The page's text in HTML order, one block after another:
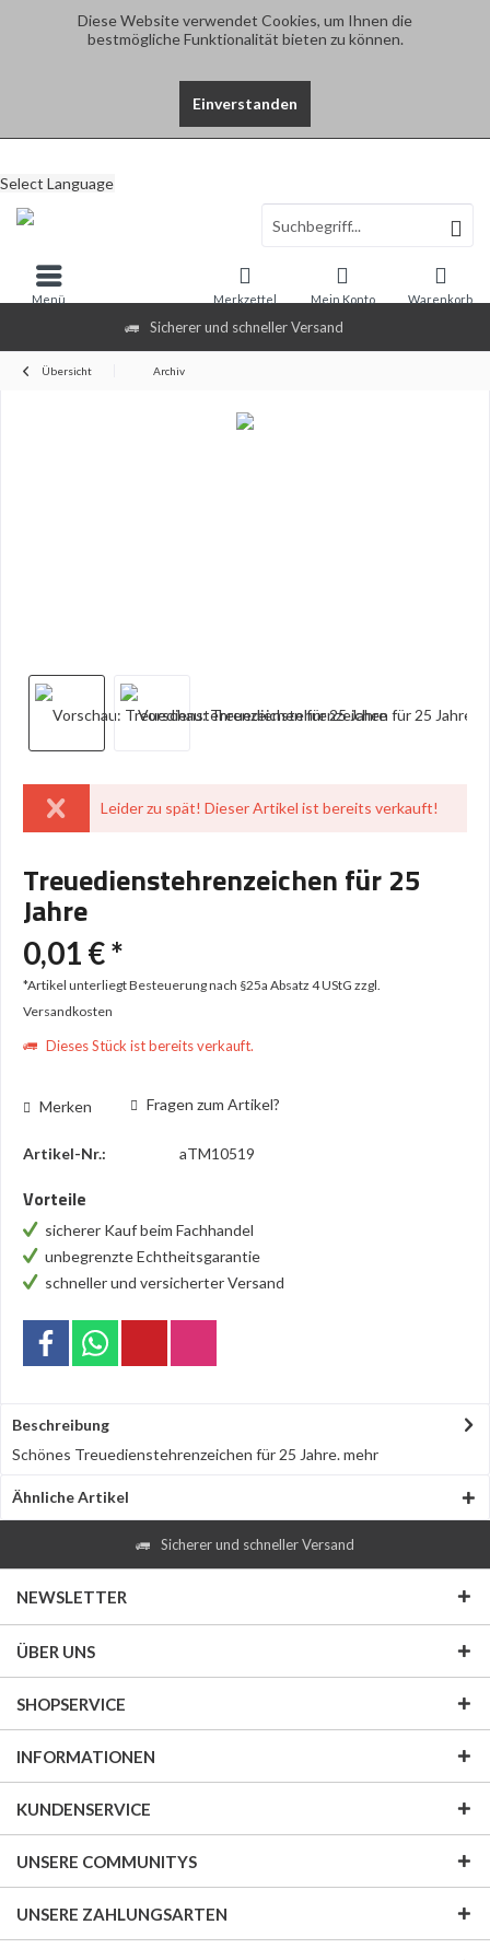
Diese Website verwendet Cookies, um Ihnen die
bestmögliche Funktionalität bieten zu können.
Einverstanden
Sicherer und schneller Versand
Select Language
Warenkorb
Merkzettel Mein Konto
Menü
Übersicht Archiv
Leider zu spät! Dieser Artikel ist bereits verkauft!
Treuedienstehrenzeichen für 25
Jahre
0,01 € *
*Artikel unterliegt Besteuerung nach §25a Absatz 4 UStG zzgl.
Versandkosten
Dieses Stück ist bereits verkauft.
Merken Fragen zum Artikel?
Artikel-Nr.: aTM10519
Vorteile
sicherer Kauf beim Fachhandel
unbegrenzte Echtheitsgarantie
schneller und versicherter Versand
Beschreibung
Schönes Treuedienstehrenzeichen für 25 Jahre.mehr
Ähnliche Artikel
Sicherer und schneller Versand
NEWSLETTER
ÜBER UNS
SHOPSERVICE
INFORMATIONEN
KUNDENSERVICE
UNSERE COMMUNITYS
UNSERE ZAHLUNGSARTEN